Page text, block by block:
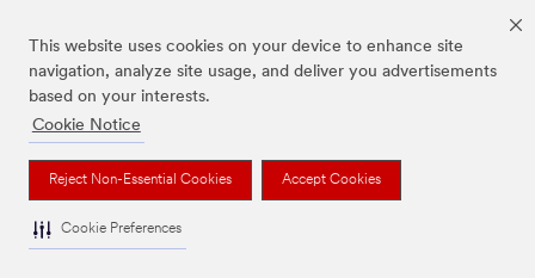
This website uses cookies on your device to enhance site
navigation, analyze site usage, and deliver you advertisements
based on your interests.
Cookie Notice
Reject Non-Essential Cookies Accept Cookies
Cookie Preferences
die Marke Command™ ist eine Marke von 3M.